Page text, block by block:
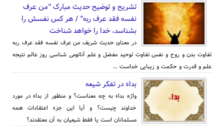
تشریح و توضیح حدیث مبارک "من عرف
نفسه فقد عرف ربه" / هر کس نفسش را
بشناسد، خدا را خواهد شناخت
در معنای حدیث شریف من عرف نفسه فقد عرف ربه
تفاوت بدن و روح و نفس تفاوت توحید مفضل و علم آناتومی شناسی روز عالم نتیجه
علم و قدرت و حکمت و زیبایی خداست ...
بداء در تفکر شیعه
واژه بداء به چه معناست؟ و منظور از بداء در مورد
خداوند چیست؟ و آیا این جزء اعتقادات همه
مسلمانان است یا فقط شیعیان به آن معتقدند؟